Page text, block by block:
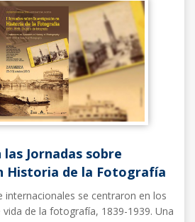
las Jornadas sobre
Historia de la Fotografía
internacionales se centraron en los
de la fotografía, 1839-1939. Una